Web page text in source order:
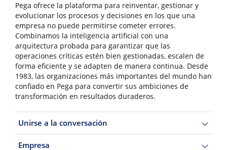
Pega ofrece la plataforma para reinventar, gestionar y
evolucionar los procesos y decisiones en los que una
empresa no puede permitirse cometer errores.
Combinamos la inteligencia artificial con una
arquitectura probada para garantizar que las
operaciones críticas estén bien gestionadas, escalen de
forma eficiente y se adapten de manera continua. Desde
1983, las organizaciones más importantes del mundo han
confiado en Pega para convertir sus ambiciones de
transformación en resultados duraderos.
Unirse a la conversación
Empresa